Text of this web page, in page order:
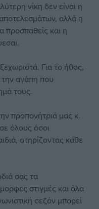
νίκη δεν είναι η
αλλά η
προσπαθείς και η
Για το ήθος,
αγάπη που
τους.
προπονήτριά μας κ.
όλους όσοι
στηρίζοντας κάθε
σας τα
στιγμές και όλα
σεζόν μπορεί